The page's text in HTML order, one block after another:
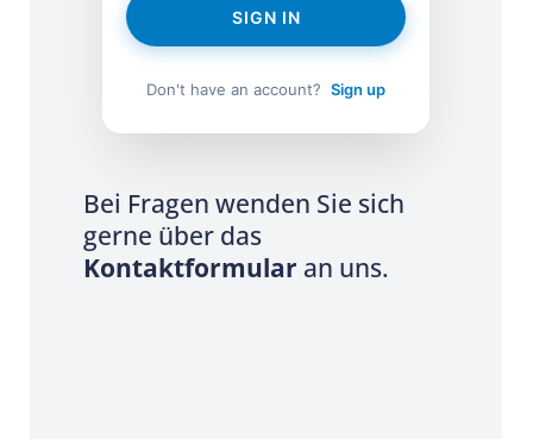
SIGN IN
Don't have an account? Sign up
Bei Fragen wenden Sie sich
gerne über das
Kontaktformular an uns.